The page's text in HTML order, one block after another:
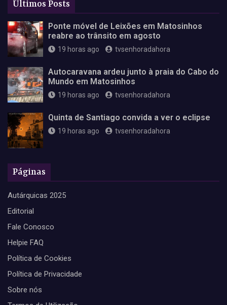
Últimos Posts
Ponte móvel de Leixões em Matosinhos
reabre ao trânsito em agosto
19 horas ago tvsenhoradahora
Autocaravana ardeu junto à praia do Cabo do
Mundo em Matosinhos
19 horas ago tvsenhoradahora
Quinta de Santiago convida a ver o eclipse
19 horas ago tvsenhoradahora
Páginas
Autárquicas 2025
Editorial
Fale Conosco
Helpie FAQ
Política de Cookies
Política de Privacidade
Sobre nós